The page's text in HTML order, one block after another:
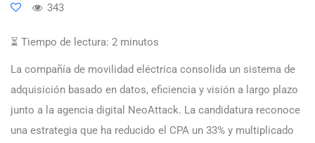
343
⏳ Tiempo de lectura: 2 minutos
La compañía de movilidad eléctrica consolida un sistema de
adquisición basado en datos, eficiencia y visión a largo plazo
junto a la agencia digital NeoAttack. La candidatura reconoce
una estrategia que ha reducido el CPA un 33% y multiplicado